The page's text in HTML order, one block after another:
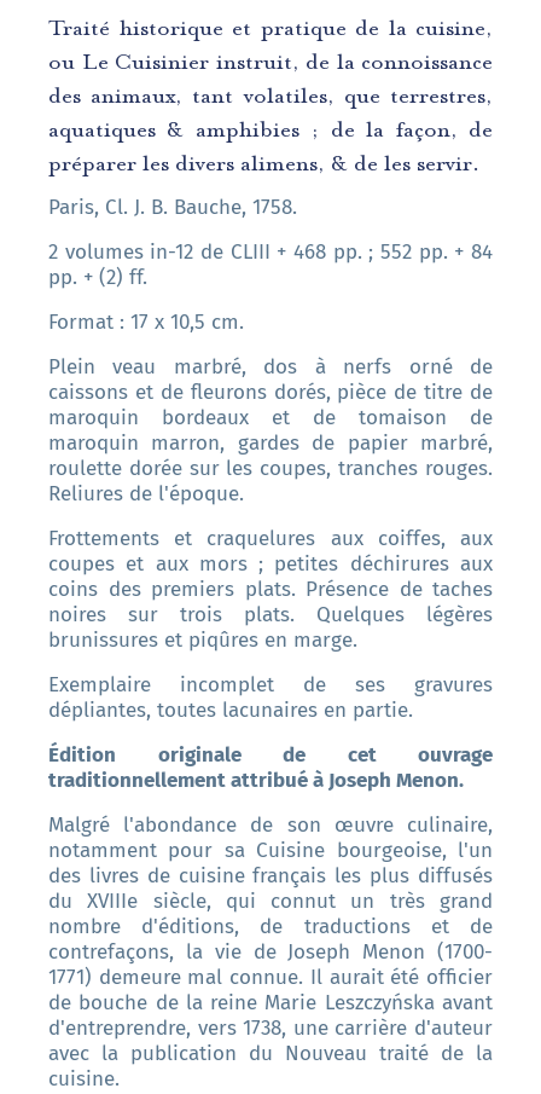
Traité historique et pratique de la cuisine,
ou Le Cuisinier instruit, de la connoissance
des animaux, tant volatiles, que terrestres,
aquatiques & amphibies ; de la façon, de
préparer les divers alimens, & de les servir.
Paris, Cl. J. B. Bauche, 1758.
2 volumes in-12 de CLIII + 468 pp. ; 552 pp. + 84
pp. + (2) ff.
Format : 17 x 10,5 cm.
Plein veau marbré, dos à nerfs orné de
caissons et de fleurons dorés, pièce de titre de
maroquin bordeaux et de tomaison de
maroquin marron, gardes de papier marbré,
roulette dorée sur les coupes, tranches rouges.
Reliures de l'époque.
Frottements et craquelures aux coiffes, aux
coupes et aux mors ; petites déchirures aux
coins des premiers plats. Présence de taches
noires sur trois plats. Quelques légères
brunissures et piqûres en marge.
Exemplaire incomplet de ses gravures
dépliantes, toutes lacunaires en partie.
Édition originale de cet ouvrage
traditionnellement attribué à Joseph Menon.
Malgré l'abondance de son œuvre culinaire,
notamment pour sa Cuisine bourgeoise, l'un
des livres de cuisine français les plus diffusés
du XVIIIe siècle, qui connut un très grand
nombre d'éditions, de traductions et de
contrefaçons, la vie de Joseph Menon (1700-
1771) demeure mal connue. Il aurait été officier
de bouche de la reine Marie Leszczyńska avant
d'entreprendre, vers 1738, une carrière d'auteur
avec la publication du Nouveau traité de la
cuisine.